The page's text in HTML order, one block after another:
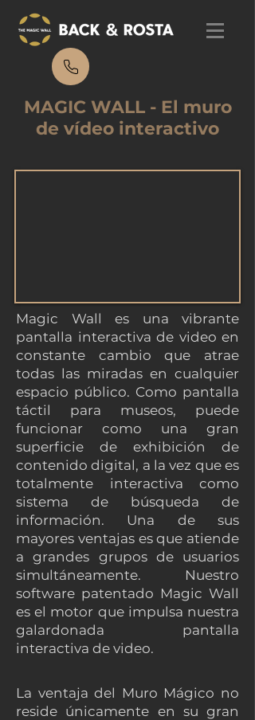
MAGIC WALL - El muro
de vídeo interactivo
Magic Wall es una vibrante
pantalla interactiva de video en
constante cambio que atrae
todas las miradas en cualquier
espacio público. Como pantalla
táctil para museos, puede
funcionar como una gran
superficie de exhibición de
contenido digital, a la vez que es
totalmente interactiva como
sistema de búsqueda de
información. Una de sus
mayores ventajas es que atiende
a grandes grupos de usuarios
simultáneamente. Nuestro
software patentado Magic Wall
es el motor que impulsa nuestra
galardonada pantalla
interactiva de video.
La ventaja del Muro Mágico no
reside únicamente en su gran